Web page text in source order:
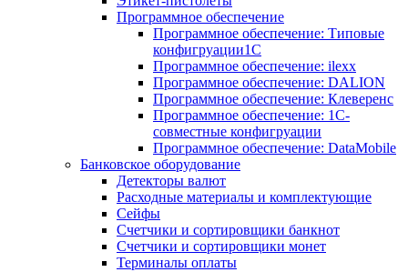
Программное обеспечение
Программное обеспечение: Типовые
конфигруации1С
Программное обеспечение: ilexx
Программное обеспечение: DALION
Программное обеспечение: Клеверенс
Программное обеспечение: 1С-
совместные конфигруации
Программное обеспечение: DataMobile
Банковское оборудование
Детекторы валют
Расходные материалы и комплектующие
Сейфы
Счетчики и сортировщики банкнот
Счетчики и сортировщики монет
Терминалы оплаты